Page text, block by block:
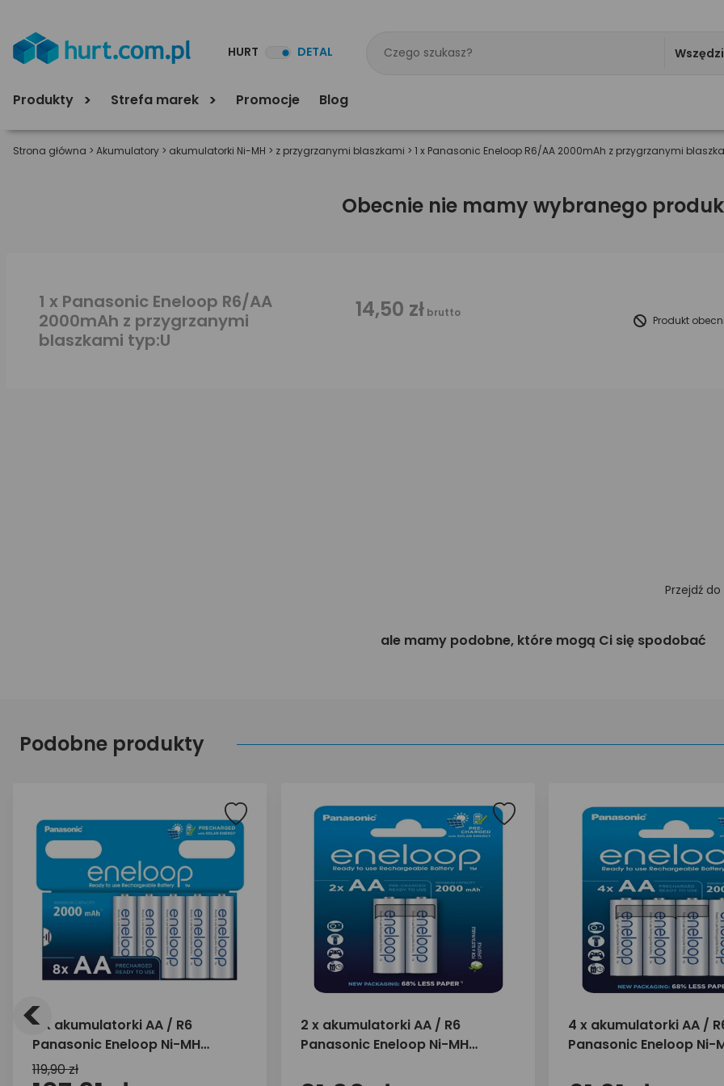
HURT DETAL
Produkty Strefa marek Promocje Blog
Strona główna > Akumulatory > akumulatorki Ni-MH > z przygrzanymi blaszkami > 1 x Panasonic Eneloop R6/AA 2000mAh z przygrzanymi
Obecnie nie mamy wybranego
1 x Panasonic Eneloop R6/AA
2000mAh z przygrzanymi
blaszkami typ:U
14,50 zł brutto
Produkt
Przejdź do
ale mamy podobne, które mogą Ci się spodobać
Podobne produkty
8 x akumulatorki AA / R6
Panasonic Eneloop Ni-MH
2000mAh BK-3MCDE/8BE
119,90 zł
2 x akumulatorki AA / R6
Panasonic Eneloop Ni-MH
4 x akumulatorki AA /
Panasonic Eneloop Ni-
<